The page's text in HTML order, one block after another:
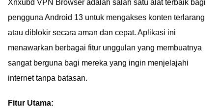
Xnxubd VPN Browser adalah salah satu alat terbaik bagi
pengguna Android 13 untuk mengakses konten terlarang
atau diblokir secara aman dan cepat. Aplikasi ini
menawarkan berbagai fitur unggulan yang membuatnya
sangat berguna bagi mereka yang ingin menjelajahi
internet tanpa batasan.
Fitur Utama: